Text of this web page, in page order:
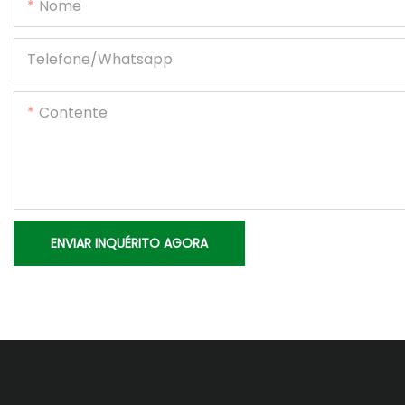
Nome
Telefone/whatsapp
Contente
ENVIAR INQUÉRITO AGORA